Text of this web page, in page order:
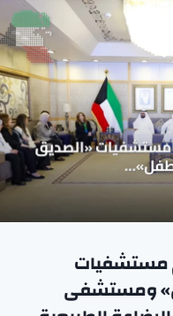
مستشفيات
ومستشفى